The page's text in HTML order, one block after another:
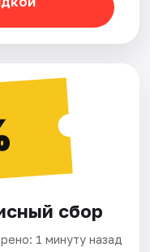
сбор
1 минуту назад